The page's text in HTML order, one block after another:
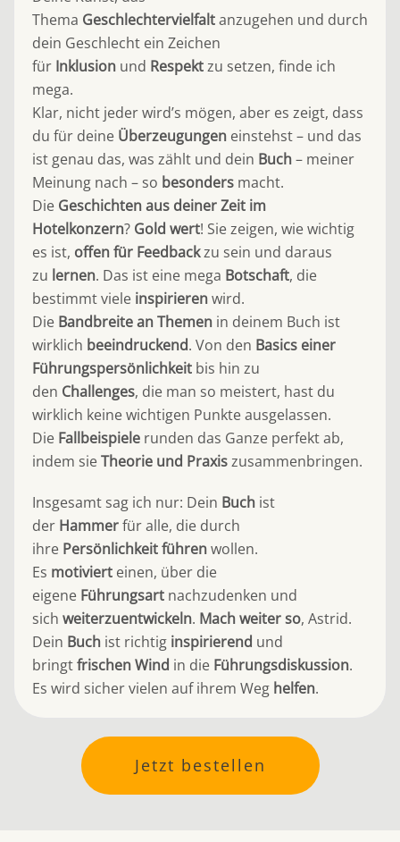
Thema Geschlechtervielfaltanzugehen und durch
dein Geschlecht ein Zeichen
für Inklusion und Respektzu setzen, finde ich
mega.
Klar, nicht jeder wird’s mögen, aber es zeigt, dass
du für deine Überzeugungen einstehst – und das
ist genau das, was zählt und dein Buch– meiner
Meinung nach – so besonders macht.
Die Geschichten aus deiner Zeit im
Hotelkonzern? Gold wert! Sie zeigen, wie wichtig
es ist, offen für Feedbackzu sein und daraus
zu lernen. Das ist eine mega Botschaft, die
bestimmt viele inspirierenwird.
Die Bandbreite an Themen in deinem Buch ist
wirklich beeindruckend. Von den Basics einer
Führungspersönlichkeit bis hin zu
den Challenges, die man so meistert, hast du
wirklich keine wichtigen Punkte ausgelassen.
Die Fallbeispiele runden das Ganze perfekt ab,
indem sieTheorie und Praxiszusammenbringen.
Insgesamt sag ich nur: Dein Buch ist
der Hammerfür alle, die durch
ihre Persönlichkeit führenwollen.
Es motiviert einen, über die
eigene Führungsart nachzudenken und
sich weiterzuentwickeln. Mach weiter so, Astrid.
Dein Buch ist richtig inspirierend und
bringtfrischen Wind in die Führungsdiskussion.
Es wird sicher vielen auf ihrem Weg helfen.
Jetzt bestellen